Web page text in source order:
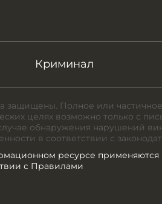
Криминал
защищены. Полное или
целях возможно только с
обнаружения нарушений
в соответствии с
ресурсе применяются
с Правилами